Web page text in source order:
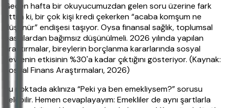
Geçen hafta bir okuyucumuzdan gelen soru üzerine fark
ettim ki, bir çok kişi kredi çekerken “acaba komşum ne
düşünür” endişesi taşıyor. Oysa finansal sağlık, toplumsal
baskılardan bağımsız düşünülmeli. 2026 yılında yapılan
araştırmalar, bireylerin borçlanma kararlarında sosyal
çevrenin etkisinin %30'a kadar çıktığını gösteriyor. (Kaynak:
Sosyal Finans Araştırmaları, 2026)
Bu noktada aklınıza “Peki ya ben emekliysem?” sorusu
gelebilir. Hemen cevaplayayım: Emekliler de aynı şartlarla